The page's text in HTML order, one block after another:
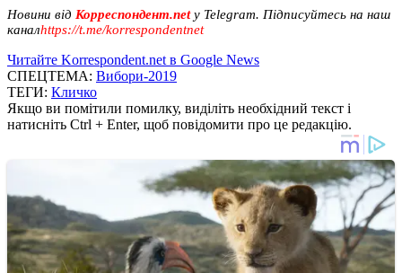
Новини від Корреспондент.netу Telegram. Підписуйтесь на наш
каналhttps://t.me/korrespondentnet
Читайте Korrespondent.net в Google News
СПЕЦТЕМА: Вибори-2019
ТЕГИ: Кличко
Якщо ви помітили помилку, виділіть необхідний текст і
натисніть Ctrl + Enter, щоб повідомити про це редакцію.